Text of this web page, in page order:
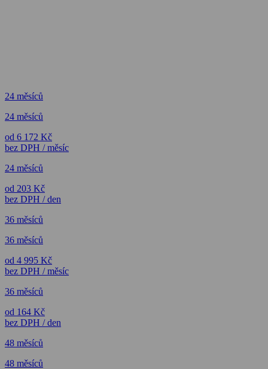
24 měsíců
24 měsíců
od 6 172 Kč
bez DPH / měsíc
24 měsíců
od 203 Kč
bez DPH / den
36 měsíců
36 měsíců
od 4 995 Kč
bez DPH / měsíc
36 měsíců
od 164 Kč
bez DPH / den
48 měsíců
48 měsíců